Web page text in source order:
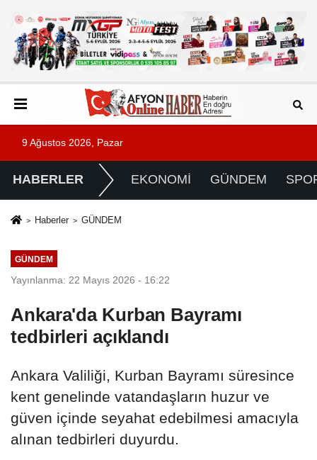
9 Ağustos 2026, Pazar
HABERLER EKONOMİ GÜNDEM
Haberler GÜNDEM
GÜNDEM
Yayınlanma: 22 Mayıs 2026 - 16:22
Ankara'da Kurban Bayramı
tedbirleri açıklandı
Ankara Valiliği, Kurban Bayramı süresince
kent genelinde vatandaşların huzur ve
güven içinde seyahat edebilmesi amacıyla
alınan tedbirleri duyurdu.